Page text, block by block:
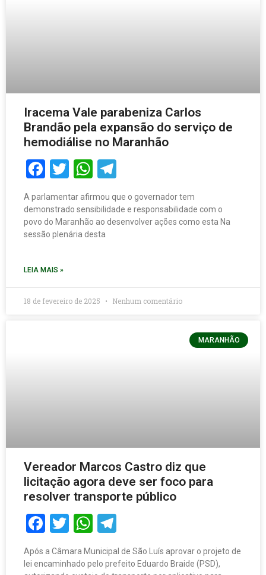
Iracema Vale parabeniza Carlos
Brandão pela expansão do serviço de
hemodiálise no Maranhão
Facebook
TwitterWhatsApp
A parlamentar afirmou que o governador tem
demonstrado sensibilidade e responsabilidade com o
povo do Maranhão ao desenvolver ações como esta Na
sessão plenária desta
LEIA MAIS »
18 de fevereiro de 2025 Nenhum comentário
MARANHÃO
Vereador Marcos Castro diz que
licitação agora deve ser foco para
resolver transporte público
Facebook
TwitterWhatsApp
Após a Câmara Municipal de São Luís aprovar o projeto de
lei encaminhado pelo prefeito Eduardo Braide (PSD),